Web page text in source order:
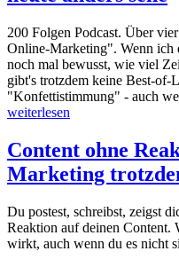
200 Folgen Podcast. Über
Online-Marketing". Wenn ich
noch mal bewusst, wie viel
gibt's trotzdem keine Best-of-
"Konfettistimmung" - auch
weiterlesen
Content ohne
Marketing
Du postest, schreibst, zeigst
Reaktion auf deinen Content.
wirkt, auch wenn du es nicht